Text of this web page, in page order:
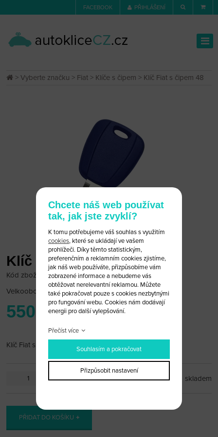
FACEBOOK PŘIHLÁŠENÍ
>Vyberte značku > Fiat > Klíče s čipem > Klíč Fiat s čipem 48
Klíč Fiat s čipem 48
Kód zboží: Fiat 48/S
Velkoobchodní cena:po přihlášení
550 Kč
Klíč Fiat s čipem 48
ks skladem
PŘIDAT DO KOŠÍKU
Chcete náš web používat
tak, jak jste zvyklí?
K tomu potřebujeme váš souhlas s využitím
cookies, které se ukládají ve vašem
prohlížeči. Díky těmto statistickým,
preferenčním a reklamním cookies zjistíme,
jak náš web používáte, přizpůsobíme vám
zobrazené informace a nebudeme vás
obtěžovat nerelevantní reklamou. Můžete
také pokračovat pouze s cookies nezbytnými
pro fungování webu. Cookies nám dodávají
energii pro další vylepšování.
Přečíst více
Souhlasím a pokračovat
Přizpůsobit nastavení